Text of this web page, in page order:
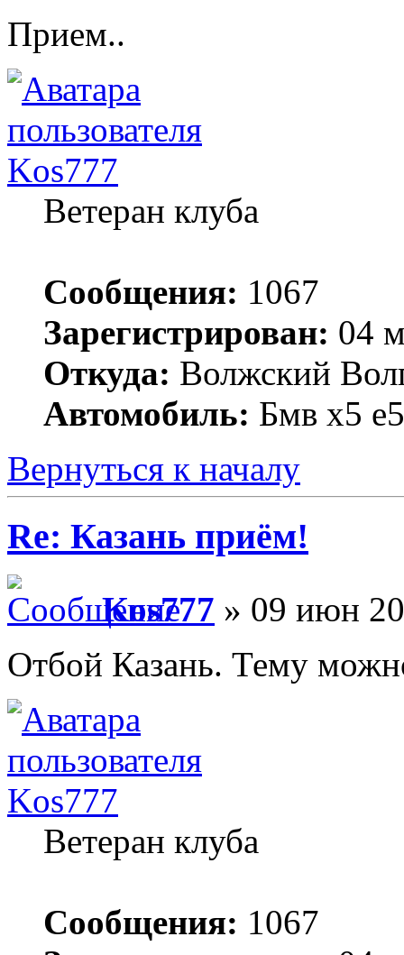
Прием..
Kos777
Ветеран клуба
Сообщения: 1067
Зарегистрирован: 04
Откуда: Волжский
Автомобиль: Бмв х5
Вернуться к началу
Re: Казань приём!
Kos777 » 09 июн
Отбой Казань. Тему
Kos777
Ветеран клуба
Сообщения: 1067